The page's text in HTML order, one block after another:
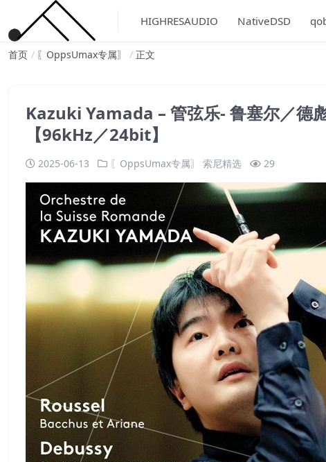
HIGHRESAUDIO NativeDSD
首页 〖OppsUmax专属〗 正文
Kazuki Yamada – 管弦乐- 鲁塞尔／德
【96kHz／24bit】
2025-06-13 〖OppsUmax专属〗 索尼精选 29